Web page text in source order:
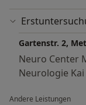
Gartenstr. 2,
Neuro Center
Neurologie
Andere Leistungen